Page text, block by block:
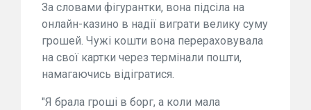
За словами фігурантки, вона підсіла на
онлайн-казино в надії виграти велику суму
грошей. Чужі кошти вона перераховувала
на свої картки через термінали пошти,
намагаючись відігратися.
"Я брала гроші в борг, а коли мала